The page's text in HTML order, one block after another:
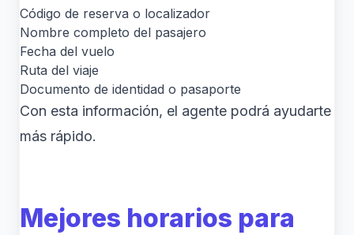
Código de reserva o localizador
Nombre completo del pasajero
Fecha del vuelo
Ruta del viaje
Documento de identidad o pasaporte
Con esta información, el agente podrá ayudarte
más rápido.
Mejores horarios para